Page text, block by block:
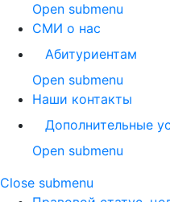
Open submenu
СМИ о нас
Абитуриентам
Open submenu
Наши контакты
Дополнительные
Open submenu
Close submenu